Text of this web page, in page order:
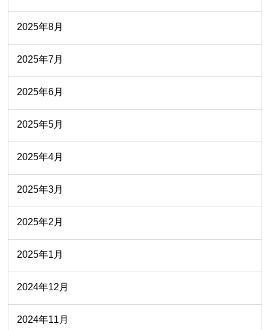
2025年8月
2025年7月
2025年6月
2025年5月
2025年4月
2025年3月
2025年2月
2025年1月
2024年12月
2024年11月